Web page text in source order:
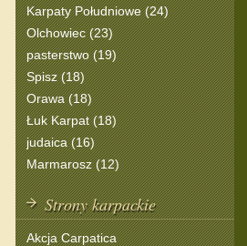
Karpaty Południowe (24)
Olchowiec (23)
pasterstwo (19)
Spisz (18)
Orawa (18)
Łuk Karpat (18)
judaica (16)
Marmarosz (12)
Strony karpackie
Akcja Carpatica